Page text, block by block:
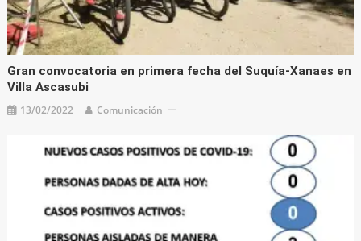
Gran convocatoria en primera fecha del Suquía-Xanaes en
Villa Ascasubi
13/02/2022 Comunicación